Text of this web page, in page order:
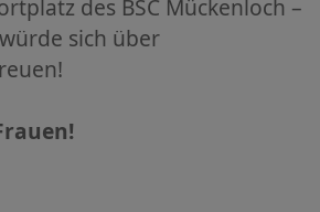
des BSC Mückenloch –
sich über